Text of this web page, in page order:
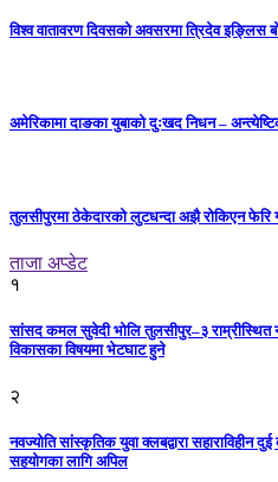
विश्व वातावरण दिवसको अवसरमा त्रिदेव इङ्लिस
अमेरिकामा दाङका युबाको दुःखद निधन –
तुलसीपुरमा ठेकेदारको लुटधन्दा अझै रोकिएन फेरि
ताजा अप्डेट
१
सांसद कमल सुवेदी भोलि तुलसीपुर–३ राम्रीस्थित
विकासका विषयमा भेटघाट हुने
२
नवज्योति सांस्कृतिक युवा क्लबद्वारा सहाराविहीन
सहयोगका लागि अपिल